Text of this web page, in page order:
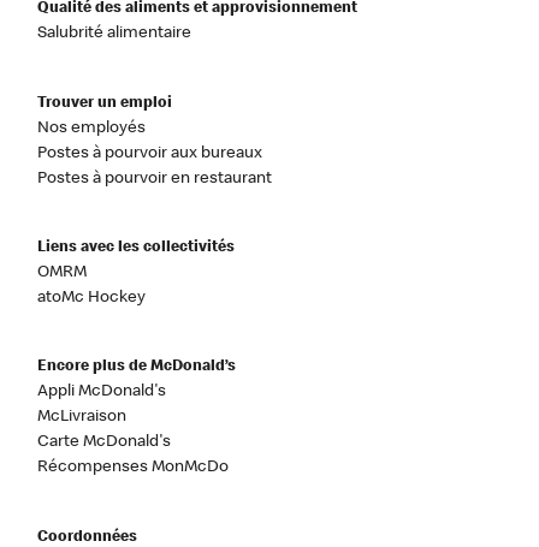
Qualité des aliments et approvisionnement
Salubrité alimentaire
Trouver un emploi
Nos employés
Postes à pourvoir aux bureaux
Postes à pourvoir en restaurant
Liens avec les collectivités
OMRM
atoMc Hockey
Encore plus de McDonald’s
Appli McDonald's
McLivraison
Carte McDonald's
Récompenses MonMcDo
Coordonnées